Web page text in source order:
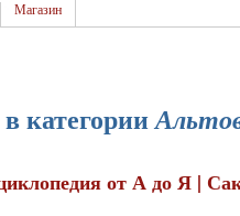
Магазин
категории
от А до Я |